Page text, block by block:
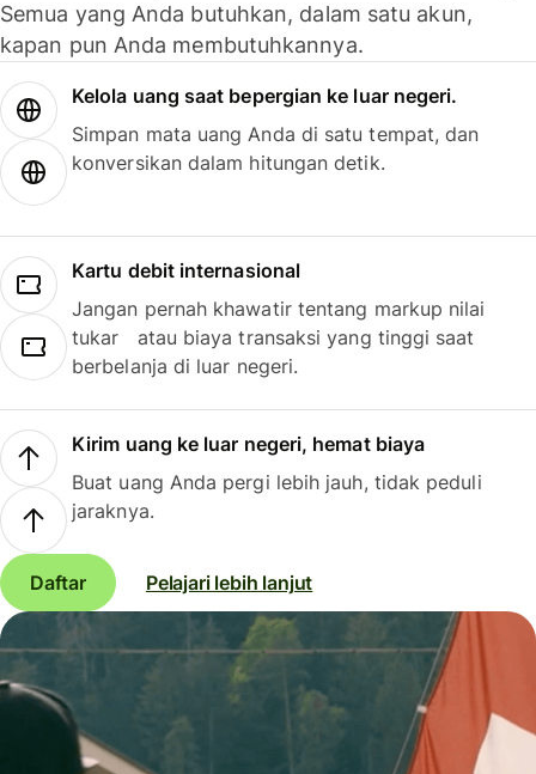
Semua yang Anda butuhkan, dalam satu akun,
kapan pun Anda membutuhkannya.
Kelola uang saat bepergian ke luar negeri.
Simpan mata uang Anda di satu tempat, dan
konversikan dalam hitungan detik.
Kartu debit internasional
Jangan pernah khawatir tentang markup nilai
tukar atau biaya transaksi yang tinggi saat
berbelanja di luar negeri.
Kirim uang ke luar negeri, hemat biaya
Buat uang Anda pergi lebih jauh, tidak peduli
jaraknya.
Daftar Pelajari lebih lanjut